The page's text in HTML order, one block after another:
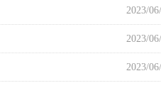
2023/
2023/
2023/